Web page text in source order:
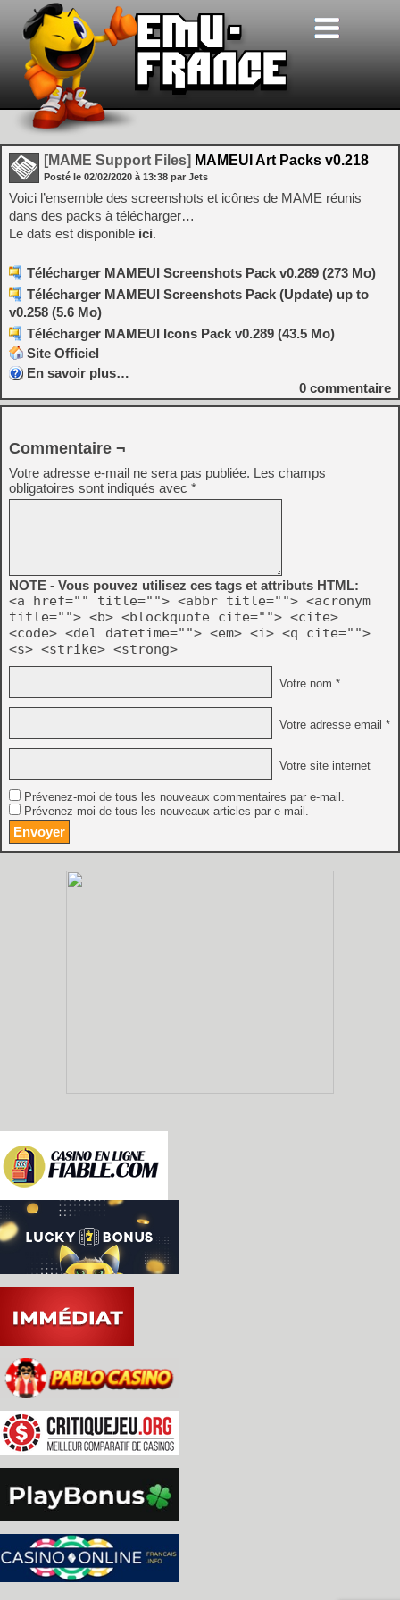
[MAME Support Files] MAMEUI Art Packs v0.218
Posté le 02/02/2020 à 13:38 par Jets
Voici l’ensemble des screenshots et icônes de MAME réunis
dans des packs à télécharger…
Le dats est disponible ici.
Télécharger MAMEUI Screenshots Pack v0.289 (273 Mo)
Télécharger MAMEUI Screenshots Pack (Update) up to
v0.258 (5.6 Mo)
Télécharger MAMEUI Icons Pack v0.289 (43.5 Mo)
Site Officiel
En savoir plus…
0 commentaire
Commentaire ¬
Votre adresse e-mail ne sera pas publiée. Les champs
obligatoires sont indiqués avec *
NOTE - Vous pouvez utilisez ces tags et attributs HTML:
<a href="" title=""> <abbr title=""> <acronym
title=""> <b> <blockquote cite=""> <cite>
<code> <del datetime=""> <em> <i> <q cite="">
<s> <strike> <strong>
Votre nom *
Votre adresse email *
Votre site internet
Prévenez-moi de tous les nouveaux commentaires par e-mail.
Prévenez-moi de tous les nouveaux articles par e-mail.